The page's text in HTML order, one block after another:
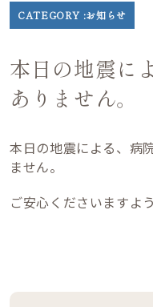
CATEGORY :お知らせ
本日の地震に
ありません。
本日の地震による、病
ません。
ご安心くださいますよ
●
●